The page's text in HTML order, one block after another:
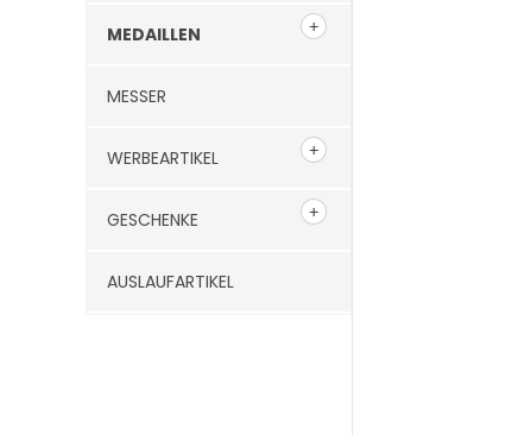
MEDAILLEN
MESSER
WERBEARTIKEL
GESCHENKE
AUSLAUFARTIKEL